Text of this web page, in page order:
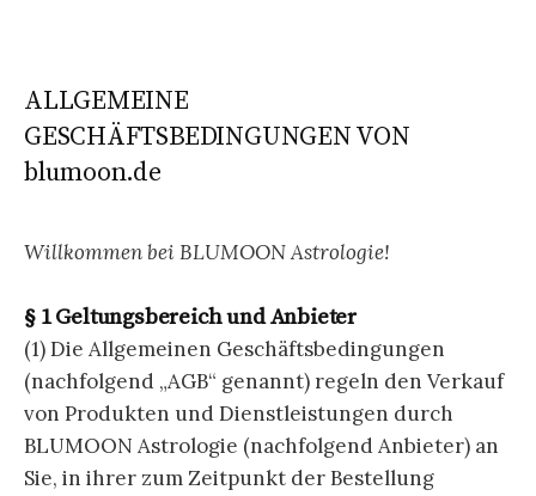
ALLGEMEINE
GESCHÄFTSBEDINGUNGEN VON
blumoon.de
Willkommen bei BLUMOON Astrologie!
§ 1 Geltungsbereich und Anbieter
(1) Die Allgemeinen Geschäftsbedingungen
(nachfolgend „AGB“ genannt) regeln den Verkauf
von Produkten und Dienstleistungen durch
BLUMOON Astrologie (nachfolgend Anbieter) an
Sie, in ihrer zum Zeitpunkt der Bestellung